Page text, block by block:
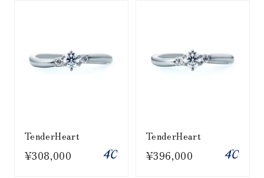
TenderHeart
¥308,000
TenderHeart
¥396,000